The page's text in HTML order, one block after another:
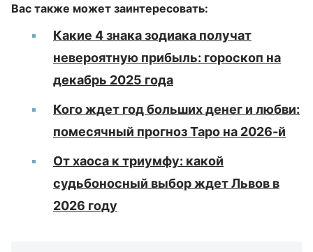
Вас также может заинтересовать:
Какие 4 знака зодиака получат
невероятную прибыль: гороскоп на
декабрь 2025 года
Кого ждет год больших денег и любви:
помесячный прогноз Таро на 2026-й
От хаоса к триумфу: какой
судьбоносный выбор ждет Львов в
2026 году